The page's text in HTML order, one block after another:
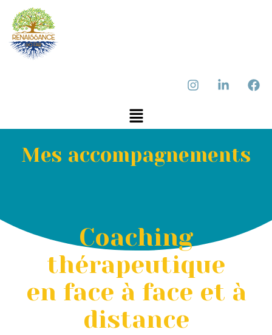
Mes accompagnements
Coaching
thérapeutique
en face à face et à
distance